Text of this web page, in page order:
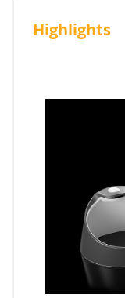
Highlights